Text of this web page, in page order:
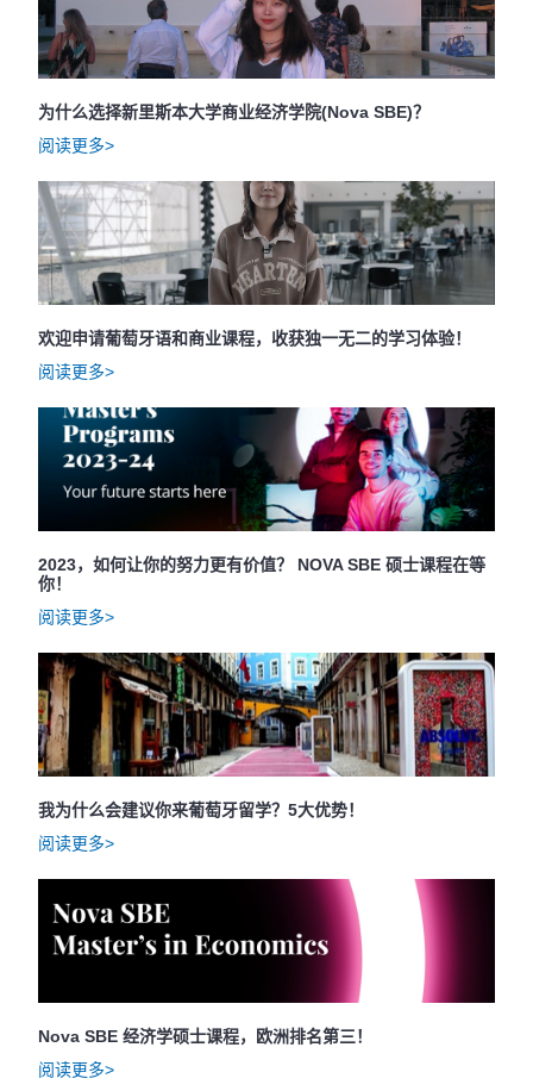
为什么选择新里斯本大学商业经济学院(Nova SBE)？
阅读更多>
欢迎申请葡萄牙语和商业课程，收获独一无二的学习体验！
阅读更多>
2023，如何让你的努力更有价值？ NOVA SBE 硕士课程在等
你！
阅读更多>
我为什么会建议你来葡萄牙留学？5大优势！
阅读更多>
Nova SBE 经济学硕士课程，欧洲排名第三！
阅读更多>